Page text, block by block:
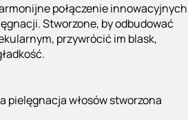
połączenie innowacyjnych
Stworzone, by odbudować
przywrócić im blask,
pielęgnacja włosów stworzona